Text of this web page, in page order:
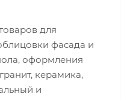
для
фасада и
оформления
керамика,
и